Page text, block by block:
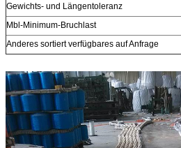
Gewichts- und Längentoleranz
Mbl-Minimum-Bruchlast
Anderes sortiert verfügbares auf Anfrage